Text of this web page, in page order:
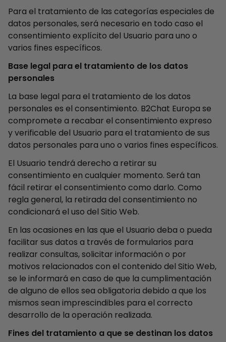
Para el tratamiento de las categorías especiales de
datos personales, será necesario en todo caso el
consentimiento explícito del Usuario para uno o
varios fines específicos.
Base legal para el tratamiento de los datos
personales
La base legal para el tratamiento de los datos
personales es el consentimiento. B2Chat Europa se
compromete a recabar el consentimiento expreso
y verificable del Usuario para el tratamiento de sus
datos personales para uno o varios fines específicos.
El Usuario tendrá derecho a retirar su
consentimiento en cualquier momento. Será tan
fácil retirar el consentimiento como darlo. Como
regla general, la retirada del consentimiento no
condicionará el uso del Sitio Web.
En las ocasiones en las que el Usuario deba o pueda
facilitar sus datos a través de formularios para
realizar consultas, solicitar información o por
motivos relacionados con el contenido del Sitio Web,
se le informará en caso de que la cumplimentación
de alguno de ellos sea obligatoria debido a que los
mismos sean imprescindibles para el correcto
desarrollo de la operación realizada.
Fines del tratamiento a que se destinan los datos